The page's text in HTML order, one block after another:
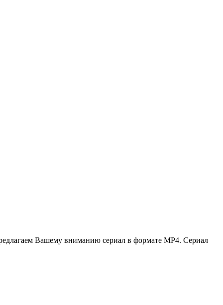
Вашему вниманию сериал в формате МР4. Сериал